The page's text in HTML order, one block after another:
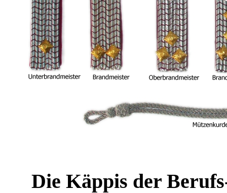
Die Käppis der